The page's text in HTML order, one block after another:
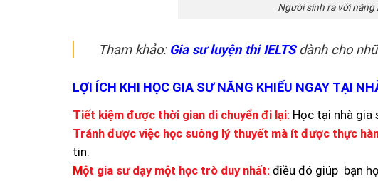
Người sinh ra với
Tham khảo: Gia sư luyện thi IELTSdành cho
LỢI ÍCH KHI HỌC GIA SƯ NĂNG KHIẾU NGAY TẠI
Tiết kiệm được thời gian di chuyển đi lại: Học tại nhà gia
Tránh được việc học suông lý thuyết mà ít được thực
tin.
Một gia sư dạy một học trò duy nhất: điều đó giúp bạn